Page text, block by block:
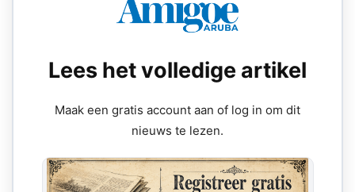
Lees het volledige artikel
Maak een gratis account aan of log in om dit
nieuws te lezen.